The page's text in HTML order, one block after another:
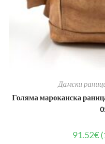
Дамски
Голяма мароканска
91.52€